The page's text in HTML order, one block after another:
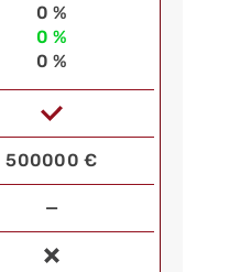
0 %
0 %
0 %
500000 €
—